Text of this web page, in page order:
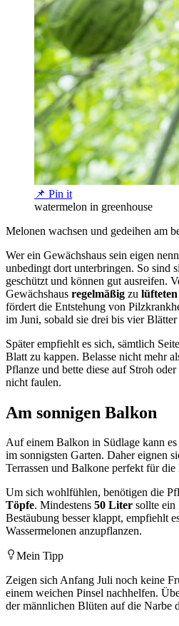
📌 Pin it
watermelon in greenhouse
Melonen wachsen und gedeihen am
Wer ein Gewächshaus sein eigen
unbedingt dort unterbringen. So sind
geschützt und können gut ausreifen.
Gewächshaus regelmäßig zu lüfteten
fördert die Entstehung von
im Juni, sobald sie drei bis vier Blätter
Später empfiehlt es sich, sämtlich
Blatt zu kappen. Belasse nicht mehr
Pflanze und bette diese auf Stroh
nicht faulen.
Am sonnigen Balkon
Auf einem Balkon in Südlage kann
im sonnigsten Garten. Daher eignen
Terrassen und Balkone perfekt für
Um sich wohlfühlen, benötigen die
Töpfe. Mindestens 50 Liter sollte ein
Bestäubung besser klappt, empfiehlt
Wassermelonen anzupflanzen.
Mein Tipp
Zeigen sich Anfang Juli noch keine
einem weichen Pinsel nachhelfen.
der männlichen Blüten auf die Narbe